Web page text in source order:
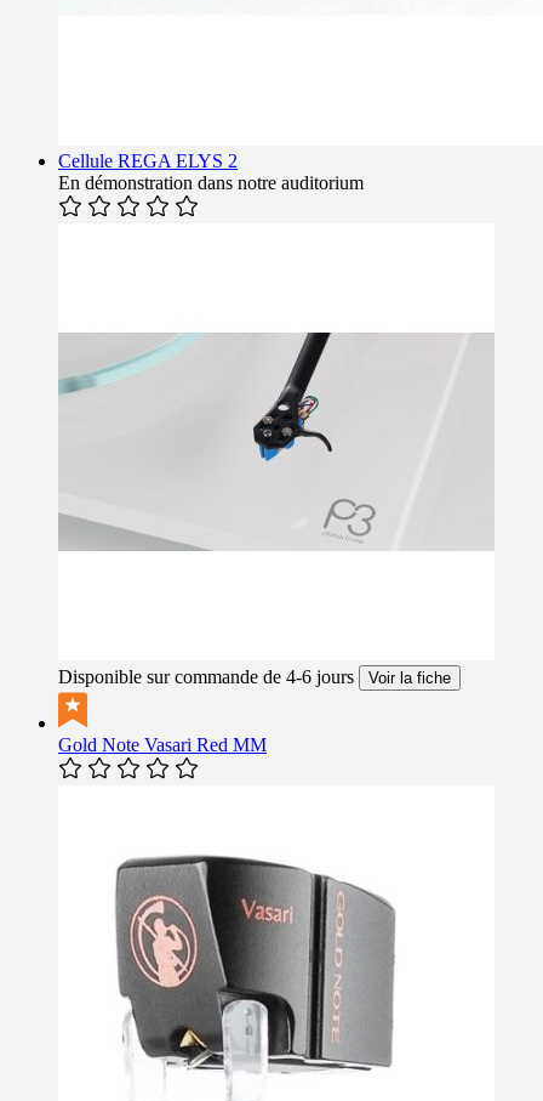
Cellule REGA ELYS 2
En démonstration dans notre auditorium
Disponible sur commande de 4-6 jours Voir la fiche
Gold Note Vasari Red MM